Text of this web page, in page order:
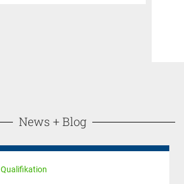
News + Blog
Qualifikation